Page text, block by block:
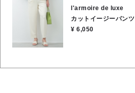
l'armoire de luxe
カットイージーパンツ
¥ 6,050